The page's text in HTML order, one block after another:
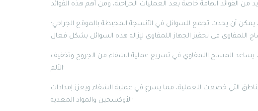
يمكن أن يحدث تجمع للسوائل في الأنسجة المحيطة بالموقع الجراحي·
المساج اللمفاوي في تسريع عملية الشفاء من الجروح وتخفيف
الألم·
التي خضعت للعملية، مما يسرع في عملية الشفاء ويعزز إمدادات
الأوكسجين والمواد المغذية·